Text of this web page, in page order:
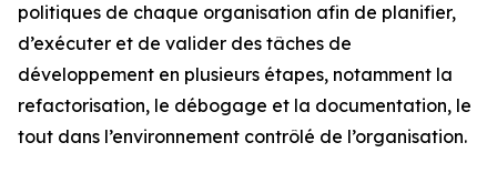
politiques de chaque organisation afin de planifier,
d’exécuter et de valider des tâches de
développement en plusieurs étapes, notamment la
refactorisation, le débogage et la documentation, le
tout dans l’environnement contrôlé de l’organisation.